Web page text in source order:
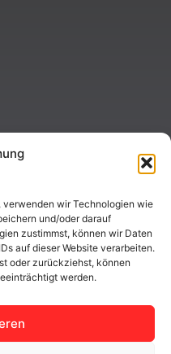
verwenden wir Technologien wie
und/oder darauf
zustimmst, können wir Daten
auf dieser Website verarbeiten.
oder zurückziehst, können
werden.